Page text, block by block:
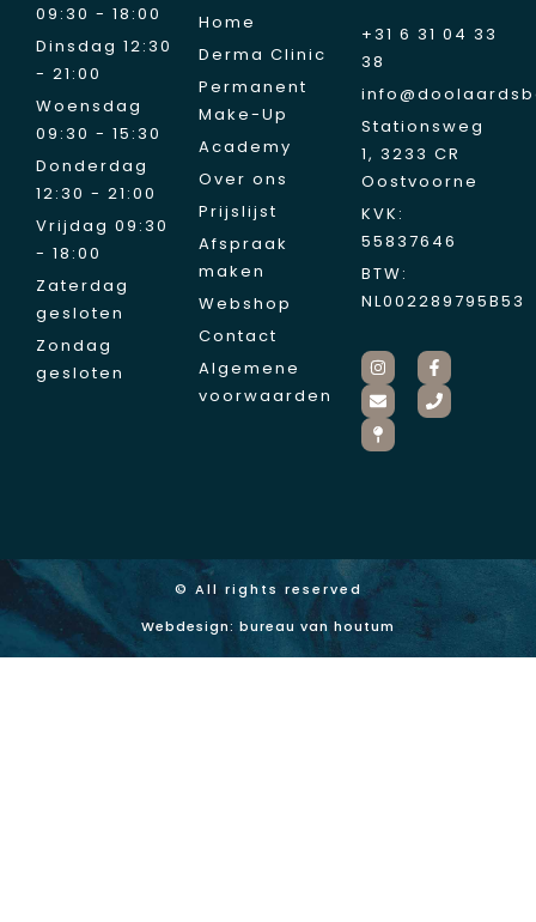
09:30 - 18:00
Dinsdag 12:30
- 21:00
Woensdag
09:30 - 15:30
Donderdag
12:30 - 21:00
Vrijdag 09:30
- 18:00
Zaterdag
gesloten
Zondag
gesloten
Home
Derma Clinic
Permanent
Make-Up
Academy
Over ons
Prijslijst
Afspraak
maken
Webshop
Contact
Algemene
voorwaarden
+31 6 31 04 33
38
Stationsweg
1, 3233 CR
Oostvoorne
KVK:
55837646
BTW:
NL002289795B53
© All rights reserved
Webdesign: bureau van houtum